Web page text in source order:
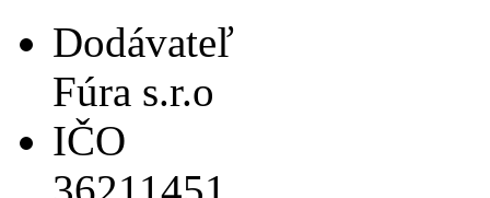
Dodávateľ
Fúra s.r.o
IČO